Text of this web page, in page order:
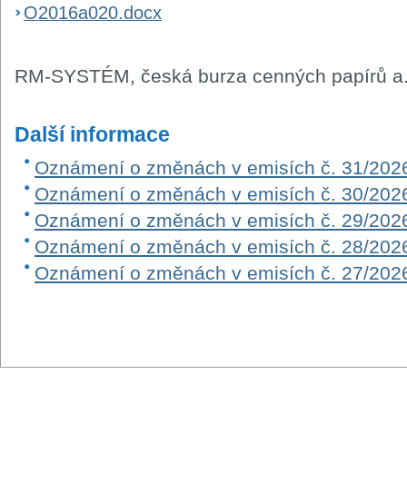
O2016a020.docx
RM-SYSTÉM, česká burza cenných papírů
Další informace
Oznámení o změnách v emisích č. 31/
Oznámení o změnách v emisích č. 30/
Oznámení o změnách v emisích č. 29/
Oznámení o změnách v emisích č. 28/
Oznámení o změnách v emisích č. 27/